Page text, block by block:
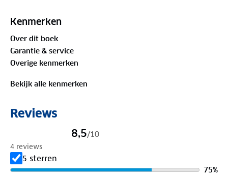
campings, vakantiehuizen, hotels en vervoer ook 15
missen. Bezoek het Archeologisch Museum vol
opgegraven schatten, geniet van het uitzicht vanaf
het Filérimos-klooster of ga langs bij de
sponzenduikers in Sými. Deze kleine reisgids past
overnachten, winkelen, eten en drinken en uitgaan.
ANWB Extra is de succesvolste reisgidsenserie van
Nederland! Met meer dan 100 gidsen biedt deze
serie een reisgids voor nagenoeg iedere denkbare
bestemming.
Kenmerken
Over dit boek
Garantie & service
Overige kenmerken
Bekijk alle kenmerken
Reviews
8,5/10
4 reviews
5 sterren
75%